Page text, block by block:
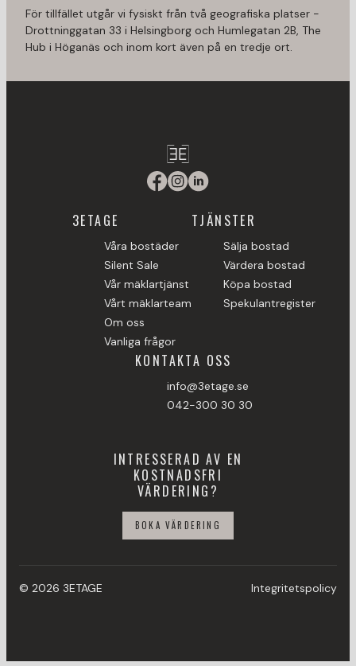
För tillfället utgår vi fysiskt från två geografiska platser -
Drottninggatan 33 i Helsingborg och Humlegatan 2B, The
Hub i Höganäs och inom kort även på en tredje ort.
3ETAGE
Våra bostäder
Silent Sale
Vår mäklartjänst
Vårt mäklarteam
Om oss
Vanliga frågor
TJÄNSTER
Sälja bostad
Värdera bostad
Köpa bostad
Spekulantregister
KONTAKTA OSS
info@3etage.se
042-300 30 30
INTRESSERAD AV EN
KOSTNADSFRI
VÄRDERING?
BOKA VÄRDERING
© 2026 3ETAGE Integritetspolicy